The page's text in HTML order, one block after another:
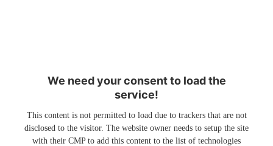
We need your consent to load the
service!
This content is not permitted to load due to trackers that are not
disclosed to the visitor. The website owner needs to setup the site
with their CMP to add this content to the list of technologies